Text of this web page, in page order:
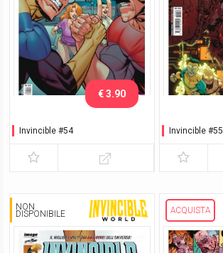
Invincible #54
€ 3.90
Invincible #55
NON
DISPONIBILE ACQUISTA